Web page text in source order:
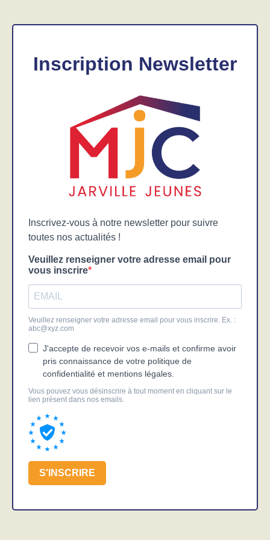
Inscription Newsletter
Inscrivez-vous à notre newsletter pour suivre
toutes nos actualités !
Veuillez renseigner votre adresse email pour
vous inscrire
Veuillez renseigner votre adresse email pour vous inscrire. Ex. :
abc@xyz.com
J'accepte de recevoir vos e-mails et confirme avoir
pris connaissance de votre politique de
confidentialité et mentions légales.
Vous pouvez vous désinscrire à tout moment en cliquant sur le
lien présent dans nos emails.
S'INSCRIRE